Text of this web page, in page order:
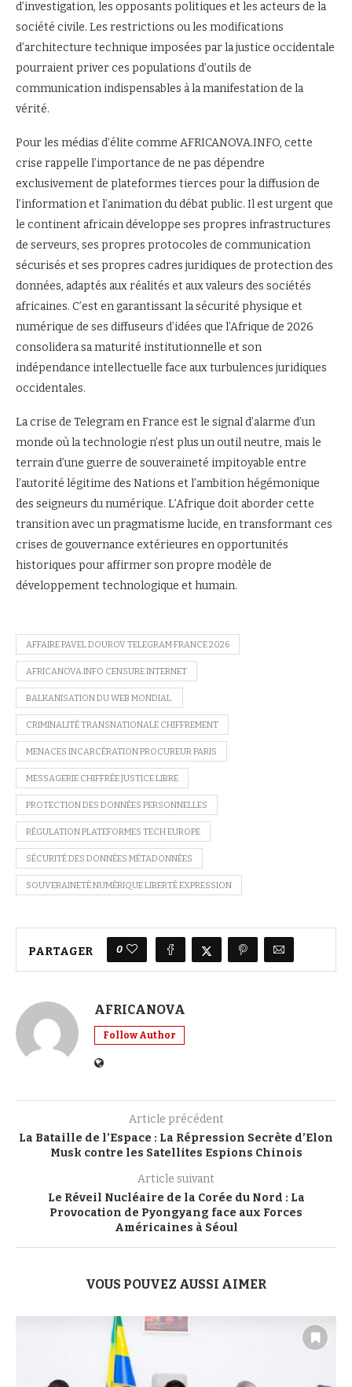
d’investigation, les opposants politiques et les acteurs de la
société civile. Les restrictions ou les modifications
d’architecture technique imposées par la justice occidentale
pourraient priver ces populations d’outils de
communication indispensables à la manifestation de la
vérité.
Pour les médias d’élite comme AFRICANOVA.INFO, cette
crise rappelle l’importance de ne pas dépendre
exclusivement de plateformes tierces pour la diffusion de
l’information et l’animation du débat public. Il est urgent que
le continent africain développe ses propres infrastructures
de serveurs, ses propres protocoles de communication
sécurisés et ses propres cadres juridiques de protection des
données, adaptés aux réalités et aux valeurs des sociétés
africaines. C’est en garantissant la sécurité physique et
numérique de ses diffuseurs d’idées que l’Afrique de 2026
consolidera sa maturité institutionnelle et son
indépendance intellectuelle face aux turbulences juridiques
occidentales.
La crise de Telegram en France est le signal d’alarme d’un
monde où la technologie n’est plus un outil neutre, mais le
terrain d’une guerre de souveraineté impitoyable entre
l’autorité légitime des Nations et l’ambition hégémonique
des seigneurs du numérique. L’Afrique doit aborder cette
transition avec un pragmatisme lucide, en transformant ces
crises de gouvernance extérieures en opportunités
historiques pour affirmer son propre modèle de
développement technologique et humain.
AFFAIRE PAVEL DOUROV TELEGRAM FRANCE 2026
AFRICANOVA INFO CENSURE INTERNET
BALKANISATION DU WEB MONDIAL.
CRIMINALITÉ TRANSNATIONALE CHIFFREMENT
MENACES INCARCÉRATION PROCUREUR PARIS
MESSAGERIE CHIFFRÉE JUSTICE LIBRE
PROTECTION DES DONNÉES PERSONNELLES
RÉGULATION PLATEFORMES TECH EUROPE
SÉCURITÉ DES DONNÉES MÉTADONNÉES
SOUVERAINETÉ NUMÉRIQUE LIBERTÉ EXPRESSION
PARTAGER 0
AFRICANOVA
Follow Author
Article précédent
La Bataille de l’Espace : La Répression Secrète d’Elon
Musk contre les Satellites Espions Chinois
Article suivant
Le Réveil Nucléaire de la Corée du Nord : La
Provocation de Pyongyang face aux Forces
Américaines à Séoul
VOUS POUVEZ AUSSI AIMER